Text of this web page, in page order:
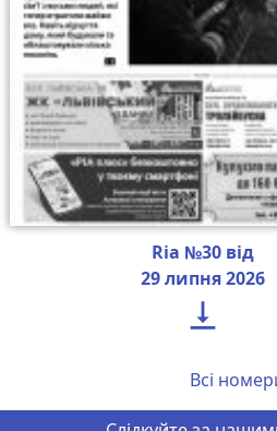
Ria №30 від
29 липня 2026

Всі